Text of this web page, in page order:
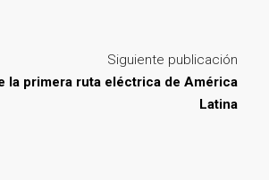
Siguiente publicación
la primera ruta eléctrica de América
Latina